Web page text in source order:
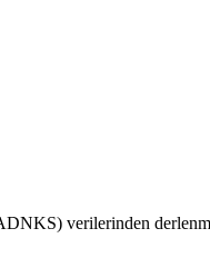
verilerinden